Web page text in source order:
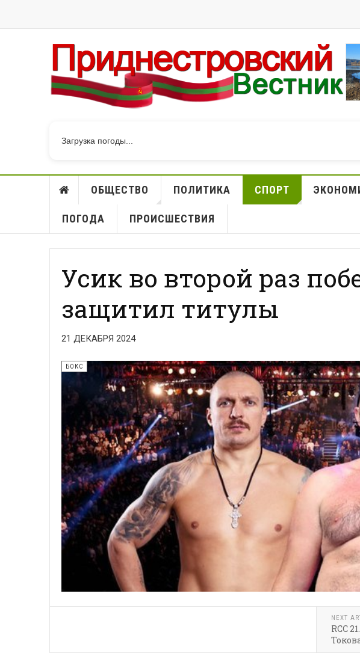
Загрузка погоды...
ОБЩЕСТВО ПОЛИТИКА СПОРТ
ПОГОДА ПРОИСШЕСТВИЯ
Усик во второй раз
защитил титулы
21 ДЕКАБРЯ 2024
БОКС
NEXT
RCC